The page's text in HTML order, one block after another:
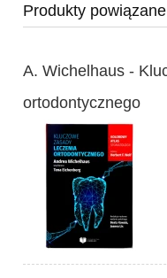
Produkty powiązane
A. Wichelhaus -
ortodontycznego